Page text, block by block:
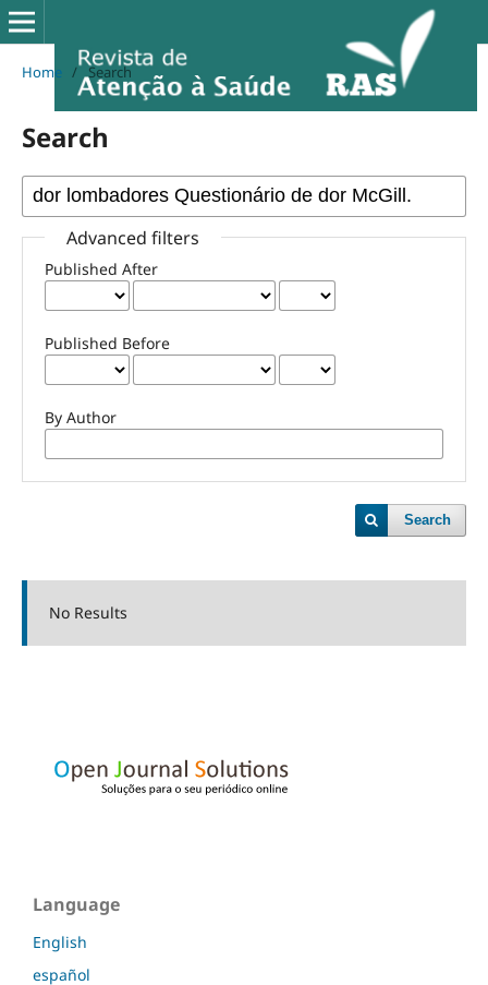
Home / Search
Search
Advanced filters
Published After
Published Before
By Author
Search
No Results
Language
English
español